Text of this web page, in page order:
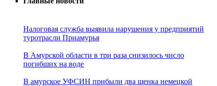
Налоговая служба выявила нарушения у предприятий
туротрасли Приамурья
В Амурской области в три раза снизилось число
погибших на воде
В амурское УФСИН прибыли два щенка немецкой